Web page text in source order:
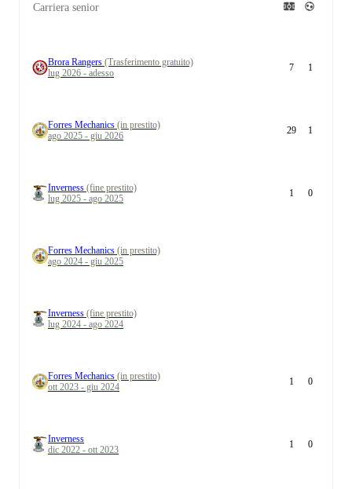
Carriera senior
Brora Rangers (Trasferimento gratuito)
lug 2026 - adesso
7 1
Forres Mechanics (in prestito)
ago 2025 - giu 2026
29 1
Inverness (fine prestito)
lug 2025 - ago 2025
1 0
Forres Mechanics (in prestito)
ago 2024 - giu 2025
Inverness (fine prestito)
lug 2024 - ago 2024
Forres Mechanics (in prestito)
ott 2023 - giu 2024
1 0
Inverness
dic 2022 - ott 2023
1 0